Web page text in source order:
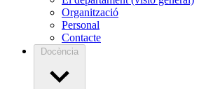
Organització
Personal
Contacte
Docència